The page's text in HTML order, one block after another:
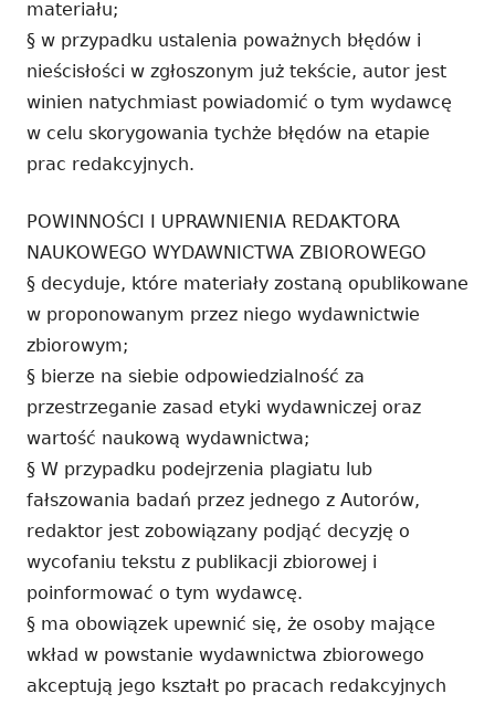
materiału;
§ w przypadku ustalenia poważnych błędów i
nieścisłości w zgłoszonym już tekście, autor jest
winien natychmiast powiadomić o tym wydawcę
w celu skorygowania tychże błędów na etapie
prac redakcyjnych.
POWINNOŚCI I UPRAWNIENIA REDAKTORA
NAUKOWEGO WYDAWNICTWA ZBIOROWEGO
§ decyduje, które materiały zostaną opublikowane
w proponowanym przez niego wydawnictwie
zbiorowym;
§ bierze na siebie odpowiedzialność za
przestrzeganie zasad etyki wydawniczej oraz
wartość naukową wydawnictwa;
§ W przypadku podejrzenia plagiatu lub
fałszowania badań przez jednego z Autorów,
redaktor jest zobowiązany podjąć decyzję o
wycofaniu tekstu z publikacji zbiorowej i
poinformować o tym wydawcę.
§ ma obowiązek upewnić się, że osoby mające
wkład w powstanie wydawnictwa zbiorowego
akceptują jego kształt po pracach redakcyjnych